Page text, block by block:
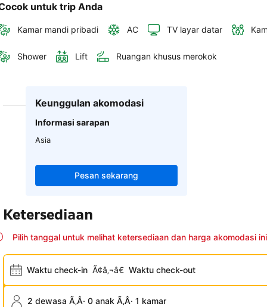
untuk trip Anda
Kamar mandi pribadi AC TV layar datar
Shower Lift Ruangan khusus merokok
Keunggulan akomodasi
Informasi sarapan
Asia
Pesan sekarang
Ketersediaan
Pilih tanggal untuk melihat ketersediaan dan harga akomodasi ini
Waktu check-in Ã¢â‚¬â€ Waktu check-out
2 dewasa Ã‚Â· 0 anak Ã‚Â· 1 kamar